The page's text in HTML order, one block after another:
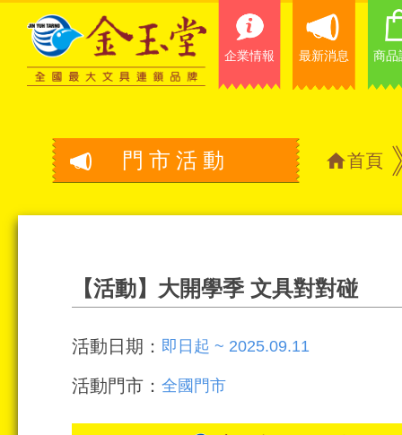
企業情報 最新消息 商品
門市活動 首頁
【活動】大開學季 文具對對碰
活動日期： 即日起 ~ 2025.09.11
活動門市： 全國門市